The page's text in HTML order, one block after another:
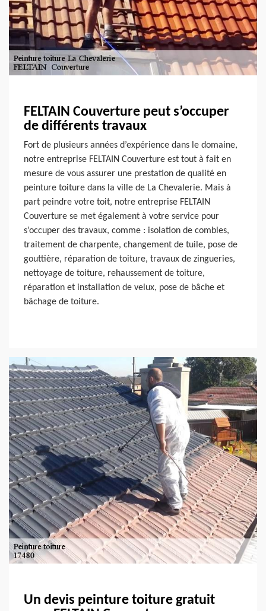
FELTAIN Couverture peut s’occuper
de différents travaux
Fort de plusieurs années d’expérience dans le domaine,
notre entreprise FELTAIN Couverture est tout à fait en
mesure de vous assurer une prestation de qualité en
peinture toiture dans la ville de La Chevalerie. Mais à
part peindre votre toit, notre entreprise FELTAIN
Couverture se met également à votre service pour
s’occuper des travaux, comme : isolation de combles,
traitement de charpente, changement de tuile, pose de
gouttière, réparation de toiture, travaux de zingueries,
nettoyage de toiture, rehaussement de toiture,
réparation et installation de velux, pose de bâche et
bâchage de toiture.
Un devis peinture toiture gratuit